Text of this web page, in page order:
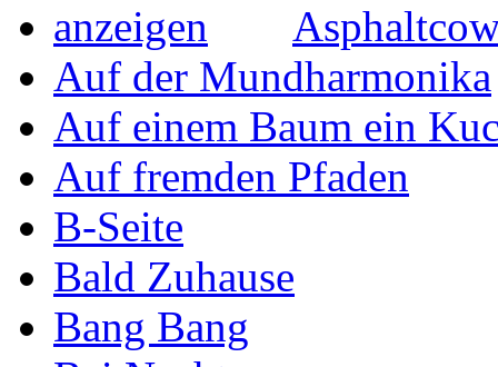
Auf der Mundharmonika
Auf einem Baum ein
Auf fremden Pfaden
B-Seite
Bald Zuhause
Bang Bang